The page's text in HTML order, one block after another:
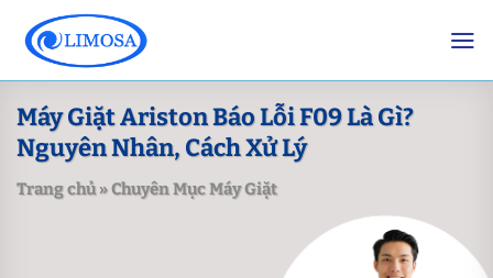
content
Máy Giặt Ariston Báo Lỗi F09 Là Gì?
Nguyên Nhân, Cách Xử Lý
Trang chủ»Chuyên Mục Máy Giặt